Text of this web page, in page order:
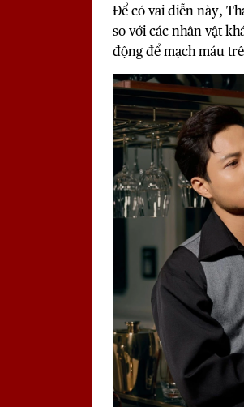
Để có vai diễn này,
so với các nhân vật
động để mạch máu